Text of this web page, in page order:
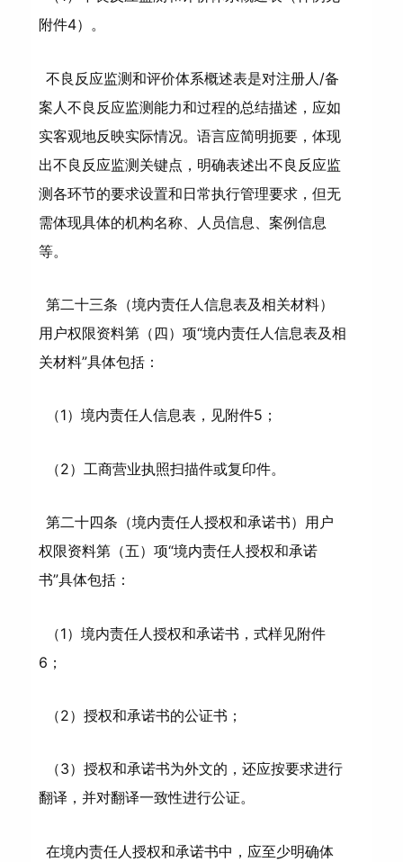
附件4）。
不良反应监测和评价体系概述表是对注册人/备
案人不良反应监测能力和过程的总结描述，应如
实客观地反映实际情况。语言应简明扼要，体现
出不良反应监测关键点，明确表述出不良反应监
测各环节的要求设置和日常执行管理要求，但无
需体现具体的机构名称、人员信息、案例信息
等。
第二十三条（境内责任人信息表及相关材料）
用户权限资料第（四）项“境内责任人信息表及相
关材料”具体包括：
（1）境内责任人信息表，见附件5；
（2）工商营业执照扫描件或复印件。
第二十四条（境内责任人授权和承诺书）用户
权限资料第（五）项“境内责任人授权和承诺
书”具体包括：
（1）境内责任人授权和承诺书，式样见附件
6；
（2）授权和承诺书的公证书；
（3）授权和承诺书为外文的，还应按要求进行
翻译，并对翻译一致性进行公证。
在境内责任人授权和承诺书中，应至少明确体